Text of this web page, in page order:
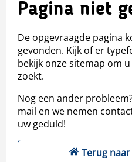
Pagina niet
De opgevraagde pagina
gevonden. Kijk of er
bekijk onze sitemap om
zoekt.
Nog een ander
mail en we nemen
uw geduld!
Terug